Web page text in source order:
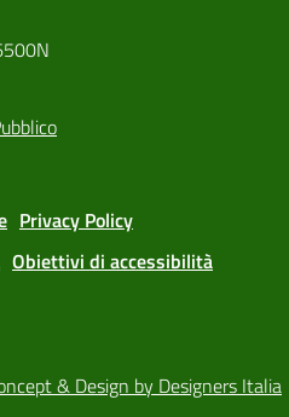
Privacy Policy
Obiettivi di accessibilità
& Design by Designers Italia